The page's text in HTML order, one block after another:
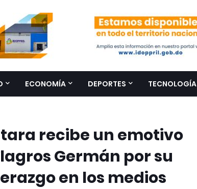
ECONOMÍA DEPORTES TECNOLOGÍA
recibe un emotivo
Germán por su
en los medios